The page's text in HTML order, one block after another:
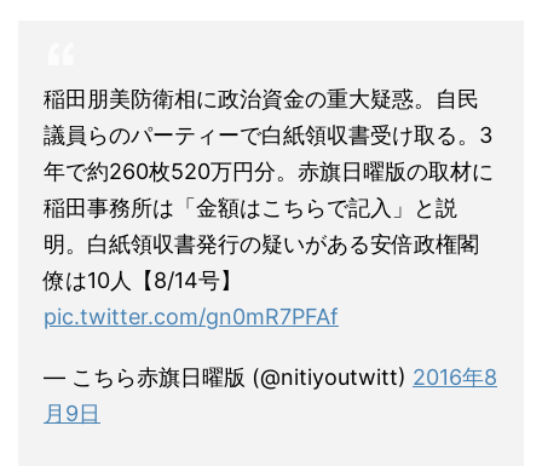
稲田朋美防衛相に政治資金の重大疑惑。自民
議員らのパーティーで白紙領収書受け取る。3
年で約260枚520万円分。赤旗日曜版の取材に
稲田事務所は「金額はこちらで記入」と説
明。白紙領収書発行の疑いがある安倍政権閣
僚は10人【8/14号】
pic.twitter.com/gn0mR7PFAf
— こちら赤旗日曜版 (@nitiyoutwitt) 2016年8
月9日